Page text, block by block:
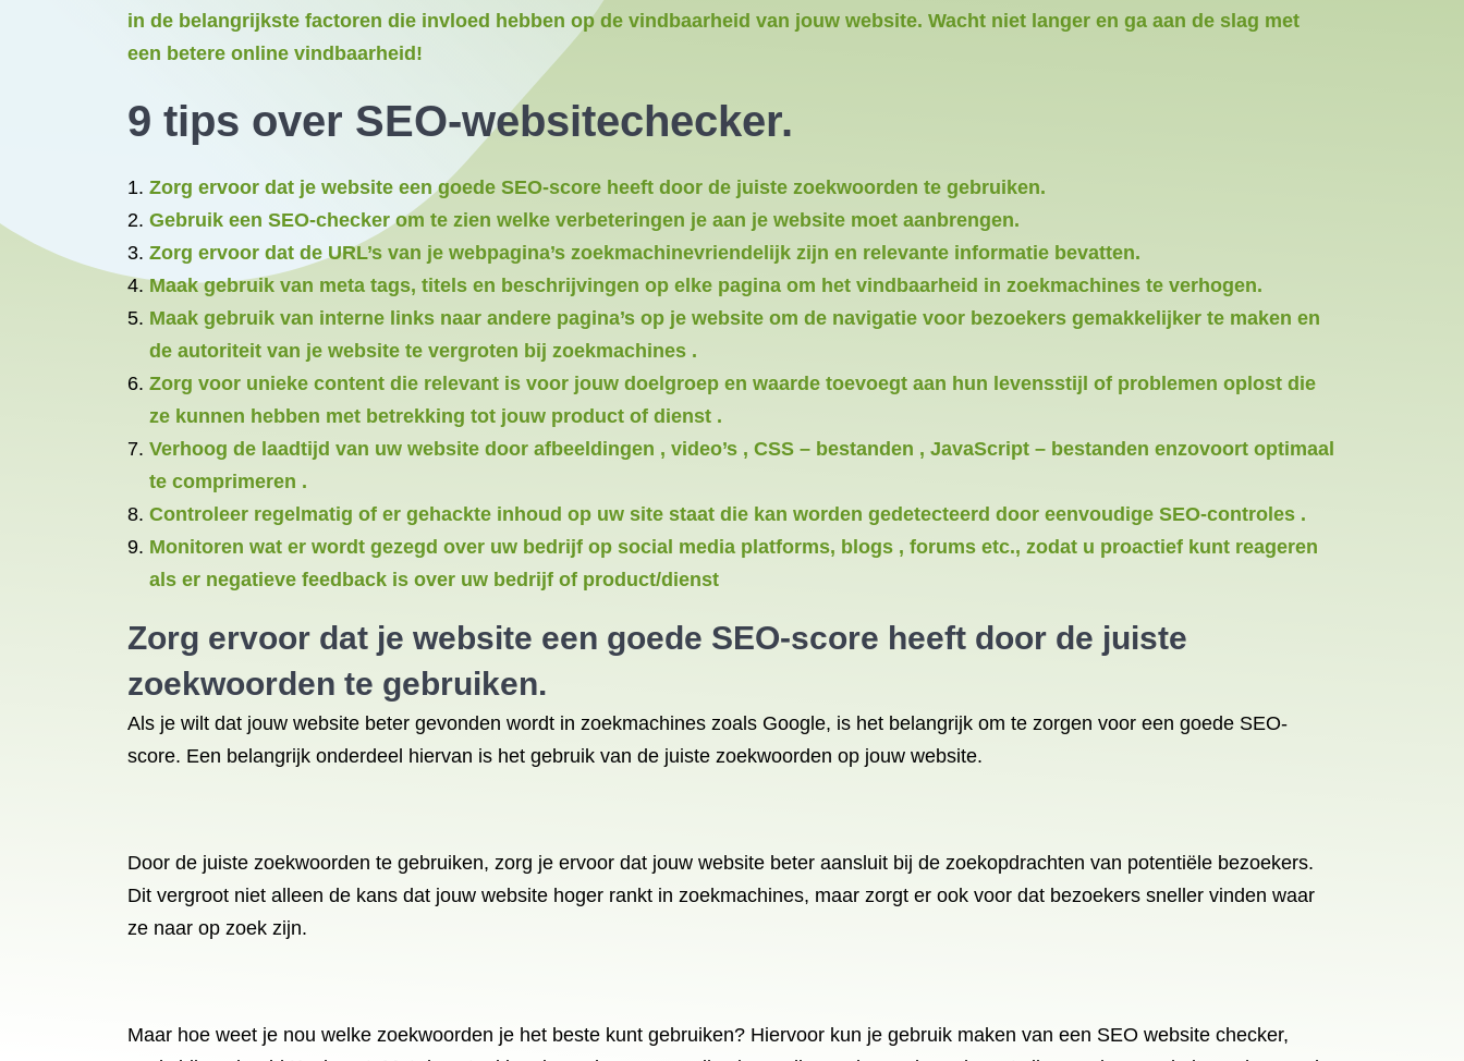
in de belangrijkste factoren die invloed hebben op de vindbaarheid van jouw website. Wacht niet langer en ga aan de slag met
een betere online vindbaarheid!
9 tips over SEO-websitechecker.
Zorg ervoor dat je website een goede SEO-score heeft door de juiste zoekwoorden te gebruiken.
Gebruik een SEO-checker om te zien welke verbeteringen je aan je website moet aanbrengen.
Zorg ervoor dat de URL’s van je webpagina’s zoekmachinevriendelijk zijn en relevante informatie bevatten.
Maak gebruik van meta tags, titels en beschrijvingen op elke pagina om het vindbaarheid in zoekmachines te verhogen.
Maak gebruik van interne links naar andere pagina’s op je website om de navigatie voor bezoekers gemakkelijker te maken en
de autoriteit van je website te vergroten bij zoekmachines .
Zorg voor unieke content die relevant is voor jouw doelgroep en waarde toevoegt aan hun levensstijl of problemen oplost die
ze kunnen hebben met betrekking tot jouw product of dienst .
Verhoog de laadtijd van uw website door afbeeldingen , video’s , CSS – bestanden , JavaScript – bestanden enzovoort optimaal
te comprimeren .
Controleer regelmatig of er gehackte inhoud op uw site staat die kan worden gedetecteerd door eenvoudige SEO-controles .
Monitoren wat er wordt gezegd over uw bedrijf op social media platforms, blogs , forums etc., zodat u proactief kunt reageren
als er negatieve feedback is over uw bedrijf of product/dienst
Zorg ervoor dat je website een goede SEO-score heeft door de juiste
zoekwoorden te gebruiken.
Als je wilt dat jouw website beter gevonden wordt in zoekmachines zoals Google, is het belangrijk om te zorgen voor een goede SEO-
score. Een belangrijk onderdeel hiervan is het gebruik van de juiste zoekwoorden op jouw website.
Door de juiste zoekwoorden te gebruiken, zorg je ervoor dat jouw website beter aansluit bij de zoekopdrachten van potentiële bezoekers.
Dit vergroot niet alleen de kans dat jouw website hoger rankt in zoekmachines, maar zorgt er ook voor dat bezoekers sneller vinden waar
ze naar op zoek zijn.
Maar hoe weet je nou welke zoekwoorden je het beste kunt gebruiken? Hiervoor kun je gebruik maken van een SEO website checker,